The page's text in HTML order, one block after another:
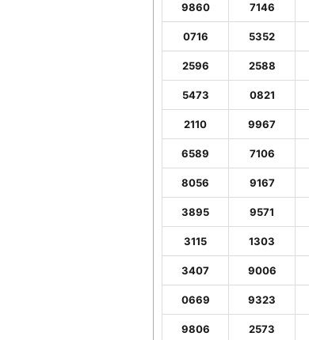
9860 7146
0716 5352
2596 2588
5473 0821
2110 9967
6589 7106
8056 9167
3895 9571
3115 1303
3407 9006
0669 9323
9806 2573